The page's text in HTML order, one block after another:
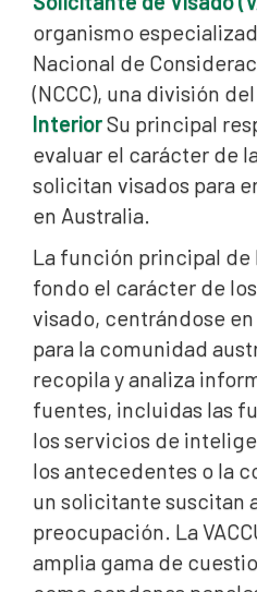
organismo
Nacional de
(NCCC), una división del
InteriorSu principal
evaluar el carácter de
solicitan visados para
en Australia.
La función principal de
fondo el carácter de
visado, centrándose
para la comunidad
recopila y analiza
fuentes, incluidas las
los servicios de
los antecedentes o la
un solicitante suscitan
preocupación. La
amplia gama de